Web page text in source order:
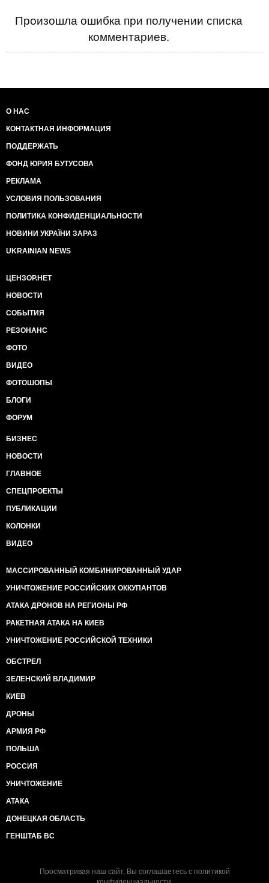
Произошла ошибка при получении списка
комментариев.
О НАС
КОНТАКТНАЯ ИНФОРМАЦИЯ
ПОДДЕРЖАТЬ
ФОНД ЮРИЯ БУТУСОВА
РЕКЛАМА
УСЛОВИЯ ПОЛЬЗОВАНИЯ
ПОЛИТИКА КОНФИДЕНЦИАЛЬНОСТИ
НОВИНИ УКРАЇНИ ЗАРАЗ
UKRAINIAN NEWS
ЦЕНЗОР.НЕТ
НОВОСТИ
СОБЫТИЯ
РЕЗОНАНС
ФОТО
ВИДЕО
ФОТОШОПЫ
БЛОГИ
ФОРУМ
БИЗНЕС
НОВОСТИ
ГЛАВНОЕ
СПЕЦПРОЕКТЫ
ПУБЛИКАЦИИ
КОЛОНКИ
ВИДЕО
МАССИРОВАННЫЙ КОМБИНИРОВАННЫЙ УДАР
УНИЧТОЖЕНИЕ РОССИЙСКИХ ОККУПАНТОВ
АТАКА ДРОНОВ НА РЕГИОНЫ РФ
РАКЕТНАЯ АТАКА НА КИЕВ
УНИЧТОЖЕНИЕ РОССИЙСКОЙ ТЕХНИКИ
ОБСТРЕЛ
ЗЕЛЕНСКИЙ ВЛАДИМИР
КИЕВ
ДРОНЫ
АРМИЯ РФ
ПОЛЬША
РОССИЯ
УНИЧТОЖЕНИЕ
АТАКА
ДОНЕЦКАЯ ОБЛАСТЬ
ГЕНШТАБ ВС
Просматривая наш сайт, Вы соглашаетесь с политикой